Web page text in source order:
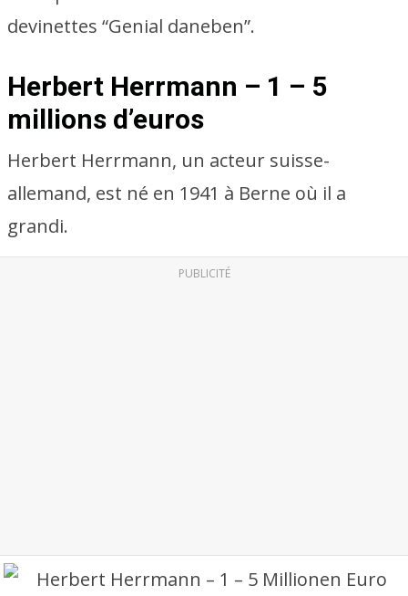
devinettes “Genial daneben”.
Herbert Herrmann – 1 – 5
millions d’euros
Herbert Herrmann, un acteur suisse-
allemand, est né en 1941 à Berne où il a
grandi.
PUBLICITÉ